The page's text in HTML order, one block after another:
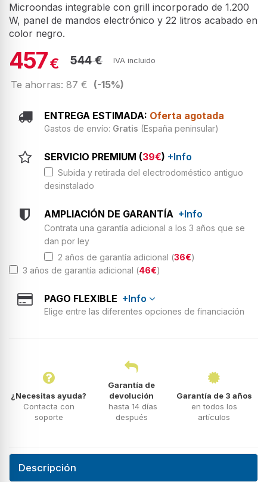
Microondas integrable con grill incorporado de 1.200
W, panel de mandos electrónico y 22 litros acabado en
color negro.
457€ 544 € IVA incluido
Te ahorras: 87 € (-15%)
ENTREGA ESTIMADA: Oferta agotada
Gastos de envío: Gratis (España peninsular)
SERVICIO PREMIUM (39€) +Info
Subida y retirada del electrodoméstico antiguo
desinstalado
AMPLIACIÓN DE GARANTÍA +Info
Contrata una garantía adicional a los 3 años que se
dan por ley
2 años de garantía adicional (36€)
3 años de garantía adicional (46€)
PAGO FLEXIBLE +Info
Elige entre las diferentes opciones de financiación
¿Necesitas ayuda?
Contacta con
soporte
Garantía de
devolución
hasta 14 días
después
Garantía de 3 años
en todos los
artículos
Descripción